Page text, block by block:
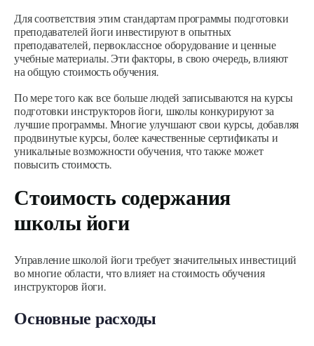
Для соответствия этим стандартам программы подготовки
преподавателей йоги инвестируют в опытных
преподавателей, первоклассное оборудование и ценные
учебные материалы. Эти факторы, в свою очередь, влияют
на общую стоимость обучения.
По мере того как все больше людей записываются на курсы
подготовки инструкторов йоги, школы конкурируют за
лучшие программы. Многие улучшают свои курсы, добавляя
продвинутые курсы, более качественные сертификаты и
уникальные возможности обучения, что также может
повысить стоимость.
Стоимость содержания
школы йоги
Управление школой йоги требует значительных инвестиций
во многие области, что влияет на стоимость обучения
инструкторов йоги.
Основные расходы